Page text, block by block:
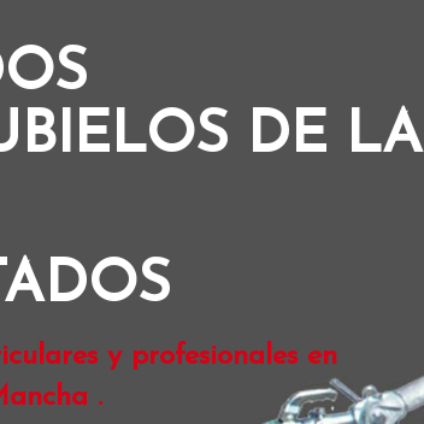
DE LA
y profesionales en
.